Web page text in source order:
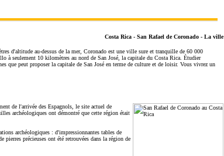
Costa Rica - San Rafael de Coronado - La ville
d'altitude au-dessus de la mer, Coronado est une ville sure et tranquille de 60 000
à seulement 10 kilomètres au nord de San José, la capitale du Costa Rica. Étudier
que peut proposer la capitale de San José en terme de culture et de loisir. Vous vivrez un
de l'arrivée des Espagnols, le site actuel de
archéologiques ont démontré que cette région était
archéologiques : d'impressionnantes tables de
précieuses ont été retrouvées dans la région de